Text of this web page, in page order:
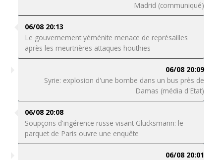
Madrid (communiqué)
06/08 20:13
Le gouvernement yéménite menace de représailles
après les meurtrières attaques houthies
06/08 20:09
Syrie: explosion d'une bombe dans un bus près de
Damas (média d'Etat)
06/08 20:08
Soupçons d'ingérence russe visant Glucksmann: le
parquet de Paris ouvre une enquête
06/08 20:01